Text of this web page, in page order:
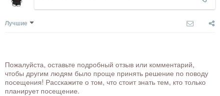
Лучшие
Пожалуйста, оставьте подробный отзыв или комментарий,
чтобы другим людям было проще принять решение по поводу
посещения! Расскажите о том, что стоит знать тем, кто только
планирует посещение.